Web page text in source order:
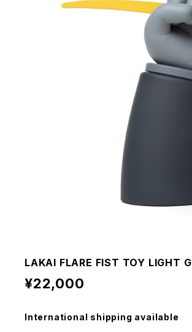
LAKAI FLARE FIST TOY LIGHT
¥22,000
International shipping available